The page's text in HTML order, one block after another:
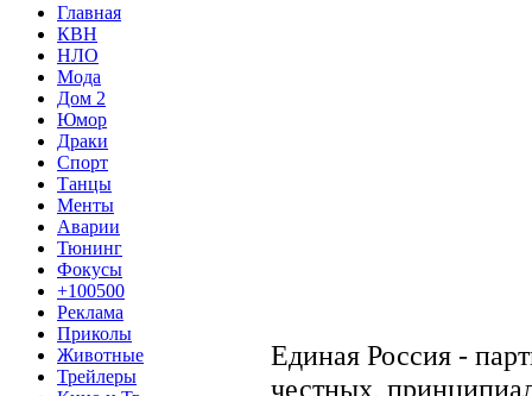
Главная
КВН
НЛО
Мода
Дом 2
Юмор
Драки
Спорт
Танцы
Менты
Аварии
Тюнинг
Фокусы
+100500
Реклама
Приколы
Животные
Трейлеры
Единая Россия -
честных,